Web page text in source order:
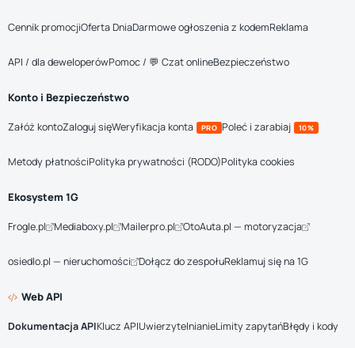
Cennik promocjiOferta DniaDarmowe ogłoszenia z kodemReklama
API / dla deweloperówPomoc / 💬 Czat onlineBezpieczeństwo
Konto i Bezpieczeństwo
Załóż kontoZaloguj sięWeryfikacja konta PRO Poleć i zarabiaj 10%
Metody płatnościPolityka prywatności (RODO)Polityka cookies
Ekosystem 1G
Frogle.pl Mediaboxy.pl Mailerpro.pl OtoAuta.pl — motoryzacja
osiedlo.pl — nieruchomości Dołącz do zespołuReklamuj się na 1G
Web API
Dokumentacja APIKlucz APIUwierzytelnianieLimity zapytańBłędy i kody